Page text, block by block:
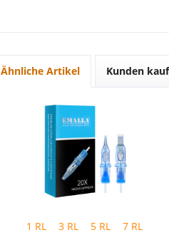
Ähnliche Artikel Kunden
1 RL 3 RL 5 RL
7 RL